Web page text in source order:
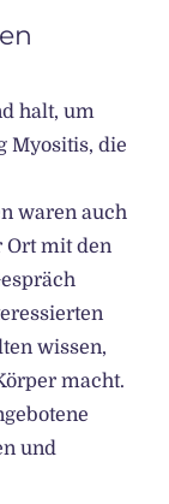
halt, um
Myositis, die
waren auch
Ort mit den
wissen,
macht.
und